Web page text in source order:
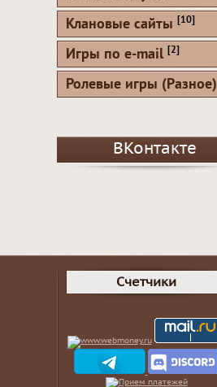
Клановые сайты [10]
Игры по e-mail [2]
Ролевые игры (Разное)
ВКонтакте
Счетчики